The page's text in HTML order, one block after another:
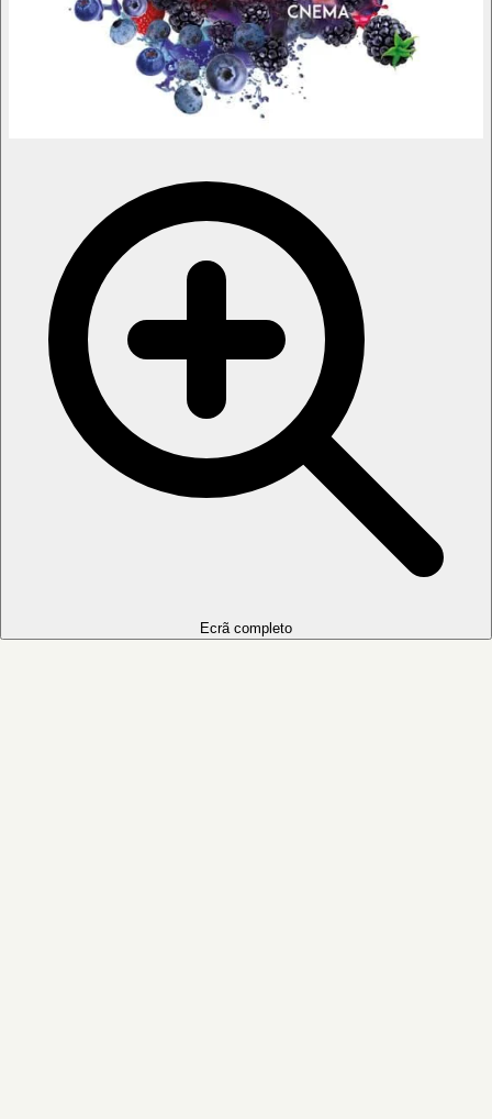
Ecrã completo